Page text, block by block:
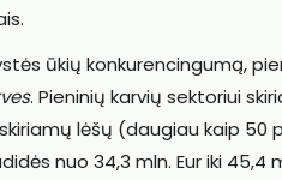
ūkių konkurencingumą,
. Pieninių karvių sektoriui
lėšų (daugiau kaip
nuo 34,3 mln. Eur iki 45,4